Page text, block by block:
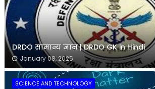
DRDO सामान्य ज्ञान | DRDO GK in Hindi
January 08, 2025
SCIENCE AND TECHNOLOGY